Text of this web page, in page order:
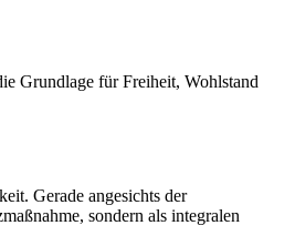
Grundlage für Freiheit, Wohlstand
Gerade angesichts der
sondern als integralen